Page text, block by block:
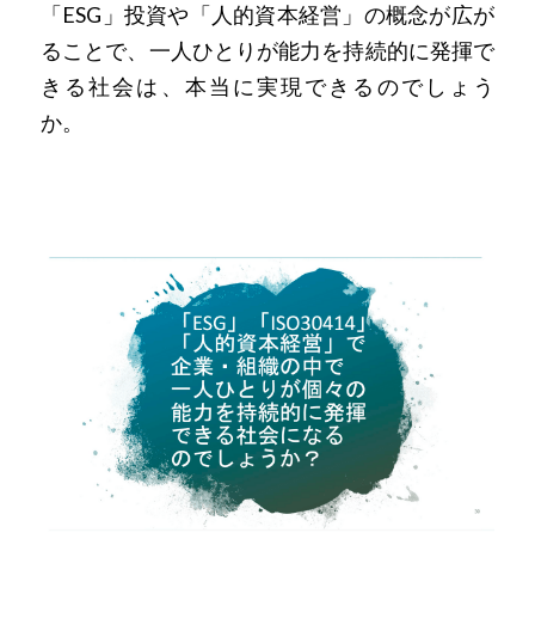
「ESG」投資や「人的資本経営」の概念が広が
ることで、一人ひとりが能力を持続的に発揮で
きる社会は、本当に実現できるのでしょう
か。